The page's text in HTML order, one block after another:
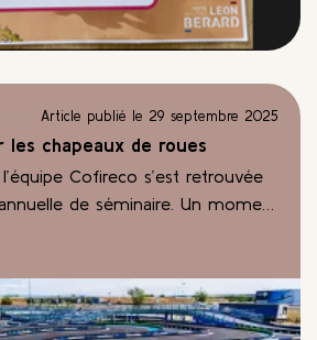
les chapeaux de roues
Article publié le 29 septembre 2025
Cofireco s’est retrouvée
de séminaire. Un moment